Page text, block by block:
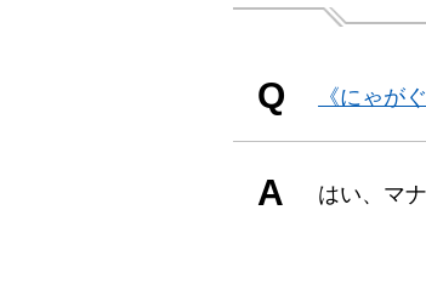
Q 《にゃが
A はい、マ